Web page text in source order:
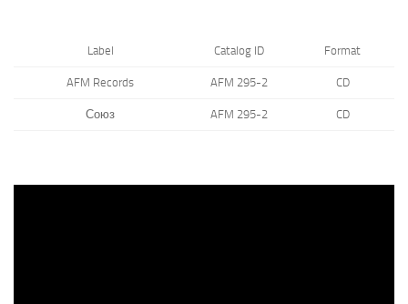
Label Catalog ID Format
AFM Records AFM 295-2 CD
Союз AFM 295-2 CD